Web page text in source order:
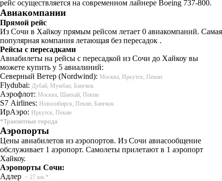
рейс осуществляется на современном лайнере Boeing 737-800.
Авиакомпании
Прямой рейс
Из Сочи в Хайкоу прямым рейсом летает 0 авиакомпаний. Самая
популярная компания летающая без пересадок .
Рейсы с пересадками
Авиабилеты на рейсы с пересадкой из Сочи до Хайкоу вы
можете купить у 5 авиалиний:
Северный Ветер (Nordwind): Москва, Иркутск, Пекин
Flydubai: Дубай, Мумбаи, Бангкок
Аэрофлот: Москва, Шанхай, Пекин
S7 Airlines: Новосибирск, Пекин, Бангкок
ИрАэро: Иркутск, Пекин
*Транзитные города
Аэропорты
Цены авиабилетов из аэропортов. Из Сочи авиасообщение
обслуживает 1 аэропорт. Самолеты прилетают в 1 аэропорт
Хайкоу.
Аэропорты Сочи:
Адлер ~ 27 км.*